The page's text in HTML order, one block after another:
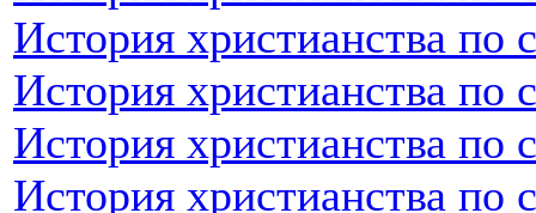
История христианства
История христианства по
История христианства
История христианства